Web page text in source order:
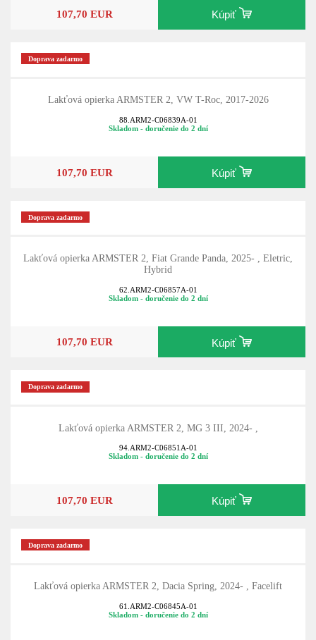
107,70 EUR Kúpiť
Doprava zadarmo
Lakťová opierka ARMSTER 2, VW T-Roc, 2017-2026
88.ARM2-C06839A-01
Skladom - doručenie do 2 dní
107,70 EUR Kúpiť
Doprava zadarmo
Lakťová opierka ARMSTER 2, Fiat Grande Panda, 2025- , Eletric,
Hybrid
62.ARM2-C06857A-01
Skladom - doručenie do 2 dní
107,70 EUR Kúpiť
Doprava zadarmo
Lakťová opierka ARMSTER 2, MG 3 III, 2024- ,
94.ARM2-C06851A-01
Skladom - doručenie do 2 dní
107,70 EUR Kúpiť
Doprava zadarmo
Lakťová opierka ARMSTER 2, Dacia Spring, 2024- , Facelift
61.ARM2-C06845A-01
Skladom - doručenie do 2 dní